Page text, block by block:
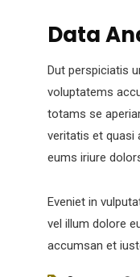
Data
Dut perspiciatis
voluptatems
totams se
veritatis et quasi
eums iriure
Eveniet in
vel illum dolore
accumsan et